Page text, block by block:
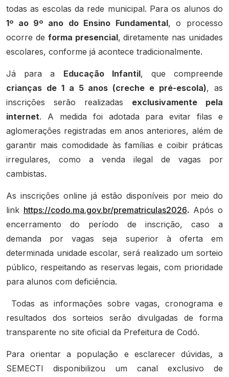
todas as escolas da rede municipal. Para os alunos do
1º ao 9º ano do Ensino Fundamental, o processo
ocorre de forma presencial, diretamente nas unidades
escolares, conforme já acontece tradicionalmente.
Já para a Educação Infantil, que compreende
crianças de 1 a 5 anos (creche e pré-escola), as
inscrições serão realizadas exclusivamente pela
internet. A medida foi adotada para evitar filas e
aglomerações registradas em anos anteriores, além de
garantir mais comodidade às famílias e coibir práticas
irregulares, como a venda ilegal de vagas por
cambistas.
As inscrições online já estão disponíveis por meio do
link https://codo.ma.gov.br/prematriculas2026. Após o
encerramento do período de inscrição, caso a
demanda por vagas seja superior à oferta em
determinada unidade escolar, será realizado um sorteio
público, respeitando as reservas legais, com prioridade
para alunos com deficiência.
Todas as informações sobre vagas, cronograma e
resultados dos sorteios serão divulgadas de forma
transparente no site oficial da Prefeitura de Codó.
Para orientar a população e esclarecer dúvidas, a
SEMECTI disponibilizou um canal exclusivo de